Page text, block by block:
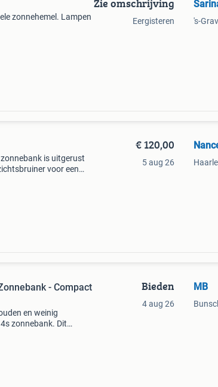
zonnehemel. Lampen
Zie omschrijving
Eergisteren 's-
is uitgerust
voor een
€ 120,00
5 aug 26
- Compact
en weinig
zonnebank. Dit
Bieden
4 aug 26
MB